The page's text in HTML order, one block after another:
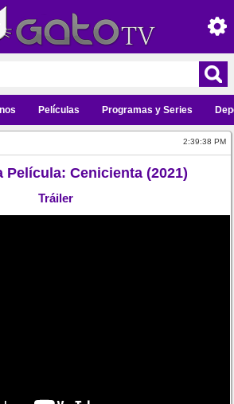
Películas Programas y Series
2:39:38 PM
Película: Cenicienta (2021)
Tráiler